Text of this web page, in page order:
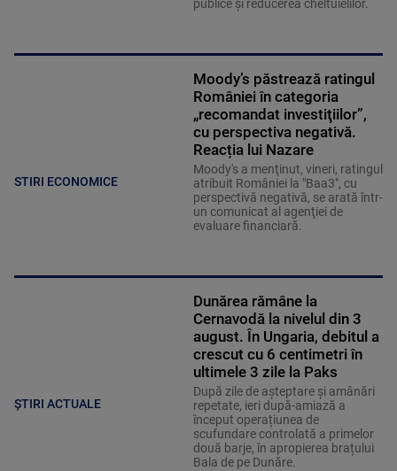
publice și reducerea cheltuielilor.
STIRI ECONOMICE
Moody’s păstrează ratingul
României în categoria
„recomandat investiţiilor”,
cu perspectiva negativă.
Reacția lui Nazare
Moody's a menţinut, vineri, ratingul
atribuit României la "Baa3", cu
perspectivă negativă, se arată într-
un comunicat al agenţiei de
evaluare financiară.
ȘTIRI ACTUALE
Dunărea rămâne la
Cernavodă la nivelul din 3
august. În Ungaria, debitul a
crescut cu 6 centimetri în
ultimele 3 zile la Paks
După zile de așteptare și amânări
repetate, ieri după-amiază a
început operațiunea de
scufundare controlată a primelor
două barje, în apropierea brațului
Bala de pe Dunăre.